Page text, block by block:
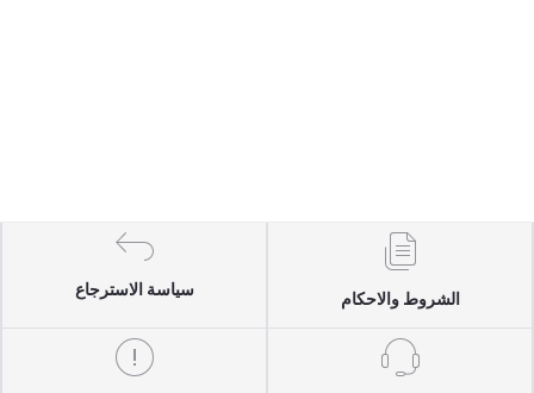
الشروط والاحكام
سياسة الاسترجاع